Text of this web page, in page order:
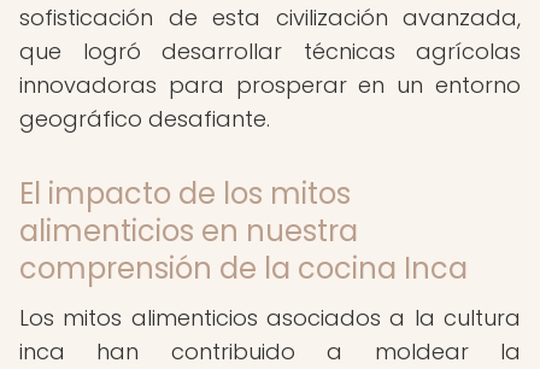
sofisticación de esta civilización avanzada,
que logró desarrollar técnicas agrícolas
innovadoras para prosperar en un entorno
geográfico desafiante.
El impacto de los mitos
alimenticios en nuestra
comprensión de la cocina Inca
Los mitos alimenticios asociados a la cultura
inca han contribuido a moldear la